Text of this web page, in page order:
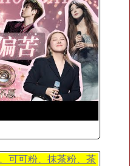
可可粉、抹茶粉、茶